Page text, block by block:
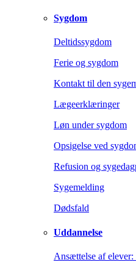
Sygdom
Deltidssygdom
Ferie og sygdom
Kontakt til den
Lægeerklæringer
Løn under sygdom
Opsigelse ved
Refusion og
Sygemelding
Dødsfald
Uddannelse
Ansættelse af